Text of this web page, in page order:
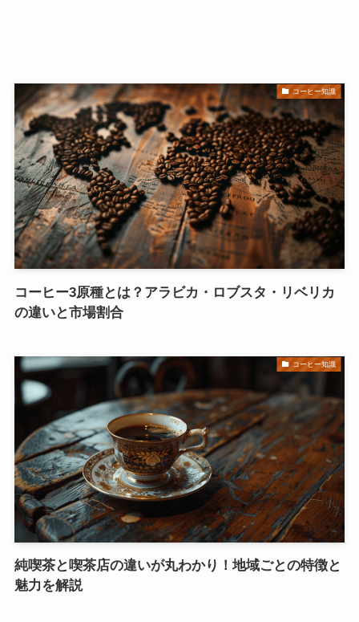
コーヒー知識
コーヒー3原種とは？アラビカ・ロブスタ・リベリカ
の違いと市場割合
コーヒー知識
純喫茶と喫茶店の違いが丸わかり！地域ごとの特徴と
魅力を解説